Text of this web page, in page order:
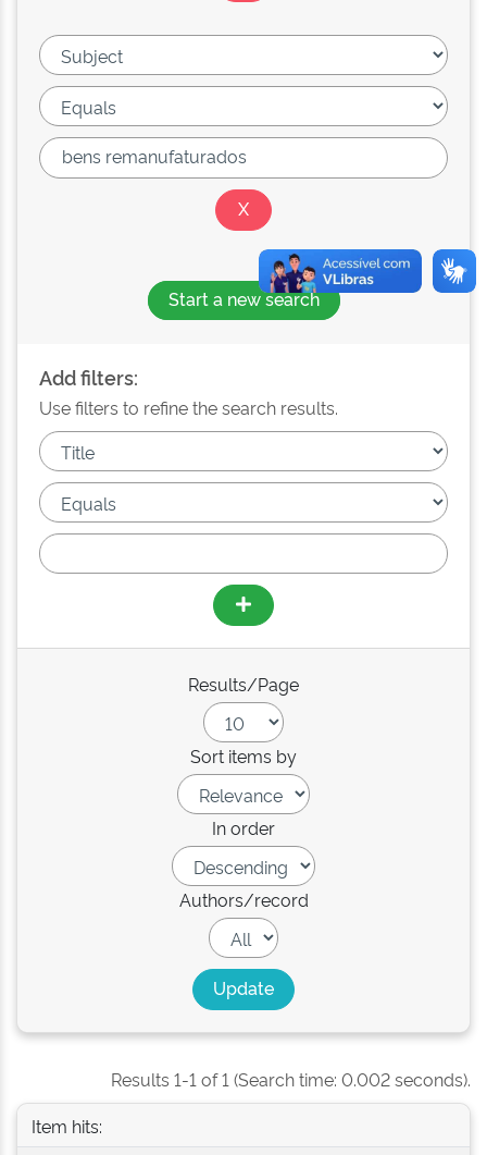
Start a new search
Add filters:
Use filters to refine the search results.
Results/Page
Sort items by
In order
Authors/record
Results 1-1 of 1 (Search time: 0.002 seconds).
Item hits: